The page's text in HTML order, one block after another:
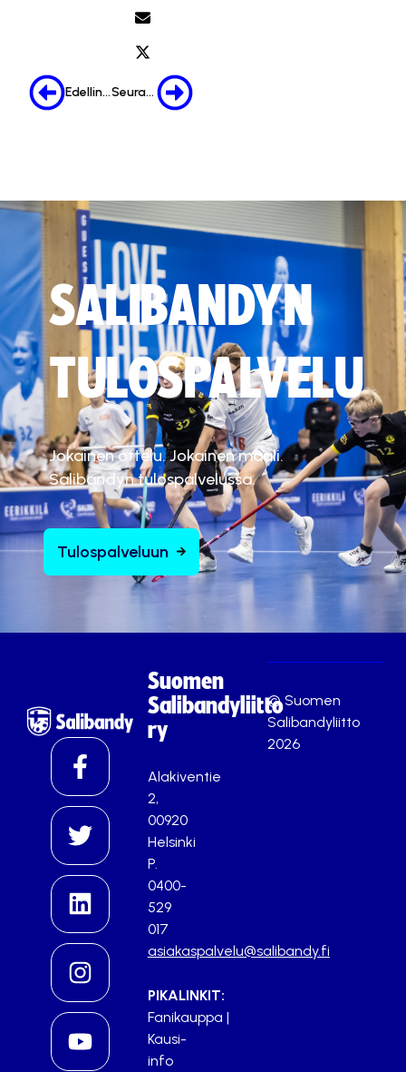
Edellinen Seuraava
SALIBANDYN
TULOSPALVELU
Jokainen ottelu. Jokainen maali.
Salibandyn tulospalvelussa.
Tulospalveluun
Suomen
Salibandyliitto
ry
Alakiventie
2,
00920
Helsinki
P.
0400-
529
017
asiakaspalvelu@salibandy.fi
PIKALINKIT:
Fanikauppa |
Kausi-
info
© Suomen
Salibandyliitto
2026